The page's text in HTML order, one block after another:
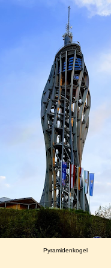
Pyramidenkogel